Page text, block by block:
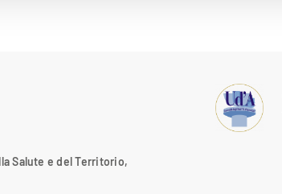
Salute e del Territorio,